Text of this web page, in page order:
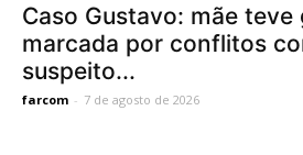
Caso Gustavo: mãe teve
marcada por conflitos
suspeito...
farcom - 7 de agosto de 2026